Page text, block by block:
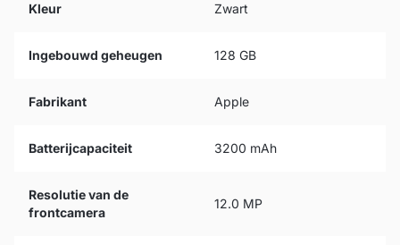
Kleur Zwart
Ingebouwd geheugen 128 GB
Fabrikant Apple
Batterijcapaciteit 3200 mAh
Resolutie van de
frontcamera
12.0 MP